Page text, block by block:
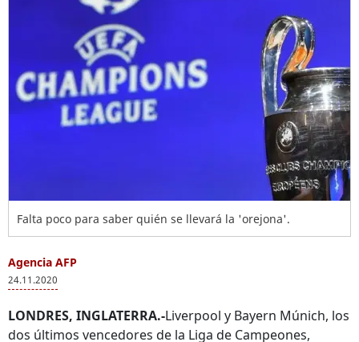
Falta poco para saber quién se llevará la 'orejona'.
Agencia AFP
24.11.2020
LONDRES, INGLATERRA.-Liverpool y Bayern Múnich, los
dos últimos vencedores de la Liga de Campeones,